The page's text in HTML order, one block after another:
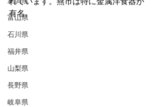
富山県
石川県
福井県
山梨県
長野県
岐阜県
有名。